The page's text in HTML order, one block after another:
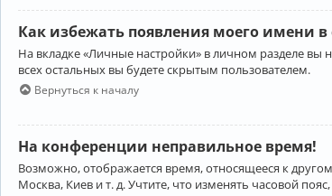
Как избежать появления моего имени
На вкладке «Личные настройки» в личном разделе вы
всех остальных вы будете скрытым пользователем.
Вернуться к началу
На конференции неправильное время!
Возможно, отображается время, относящееся к
Москва, Киев и т. д. Учтите, что изменять часовой